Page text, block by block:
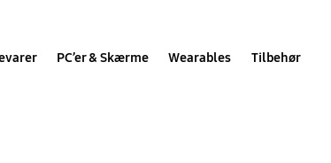
PC’er & Skærme Wearables Tilbehør